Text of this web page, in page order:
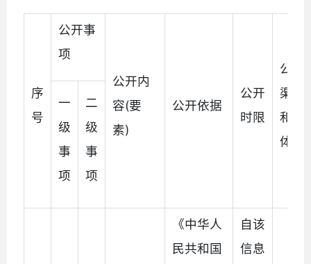
序
号
公开事
项
公开内
容(要
素)
公开依据
公开
时限
公开
渠道
和载
体
一
级
事
项
二
级
事
项
《中华人
民共和国
自该
信息